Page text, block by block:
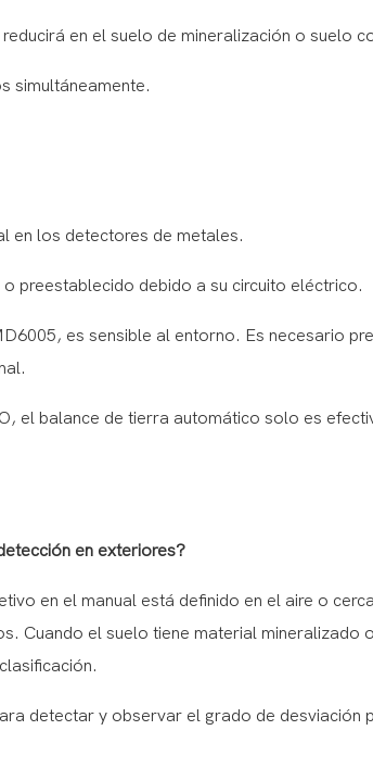
en el suelo de mineralización o suelo
simultáneamente.
en los detectores de metales.
preestablecido debido a su circuito eléctrico.
es sensible al entorno. Es necesario
el balance de tierra automático solo es
en exteriores?
en el manual está definido en el aire o
Cuando el suelo tiene material mineralizado
detectar y observar el grado de desviación